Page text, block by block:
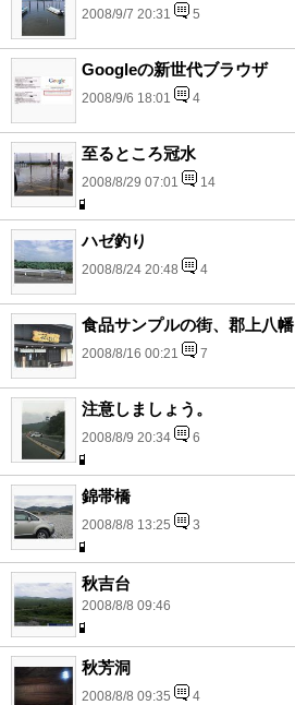
2008/9/7 20:31 5
Googleの新世代ブラウザ
2008/9/6 18:01 4
至るところ冠水
2008/8/29 07:01 14
ハゼ釣り
2008/8/24 20:48 4
食品サンプルの街、郡上八幡
2008/8/16 00:21 7
注意しましょう。
2008/8/9 20:34 6
錦帯橋
2008/8/8 13:25 3
秋吉台
2008/8/8 09:46
秋芳洞
2008/8/8 09:35 4